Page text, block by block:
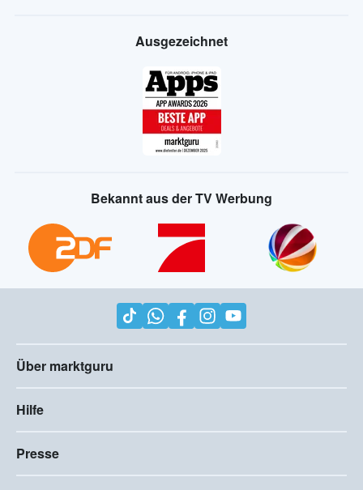
Ausgezeichnet
Bekannt aus der TV Werbung
Über marktguru
Hilfe
Presse